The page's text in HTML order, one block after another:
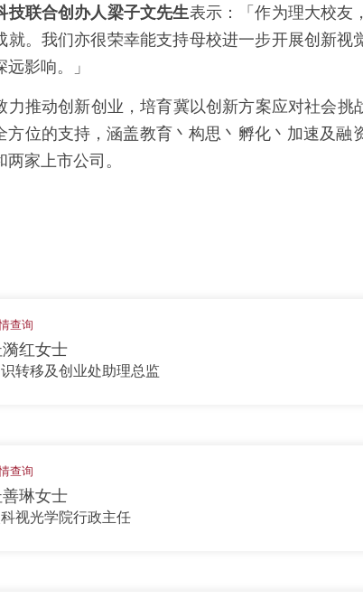
技联合创办人梁子文先生表示：「作为理大校友
就。我们亦很荣幸能支持母校进一步开展创新
远影响。」
力推动创新创业，培育冀以创新方案应对社会挑
方位的支持，涵盖教育丶构思丶孵化丶加速及融
两家上市公司。
查询
红女士
转移及创业处助理总监
查询
琳女士
视光学院行政主任